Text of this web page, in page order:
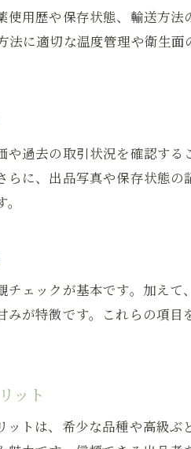
オク果物で高級ぶどう販売
どうを賢く選ぶための保存方法
ぶどうの鮮度を保つための保
う販売後に実践したい賞味
どう中古品の風味を守る保存
クションで手に入れたぶどう
オクでぶどう中古販売を楽し
う販売をヤフオクで利用す
オークションでぶどう販売
オクでぶどう販売の信頼性を
売で抑えたい健康と安全の
用歴や保存状態、輸送方
に適切な温度管理や衛生
過去の取引状況を確認す
に、出品写真や保存状態
ェックが基本です。加え
が特徴です。これらの項
ット
トは、希少な品種や高級